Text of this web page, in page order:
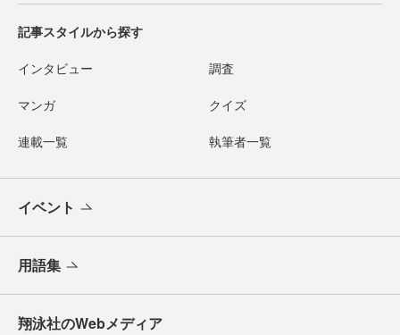
記事スタイルから探す
インタビュー 調査
マンガ クイズ
連載一覧 執筆者一覧
イベント
用語集
翔泳社のWebメディア